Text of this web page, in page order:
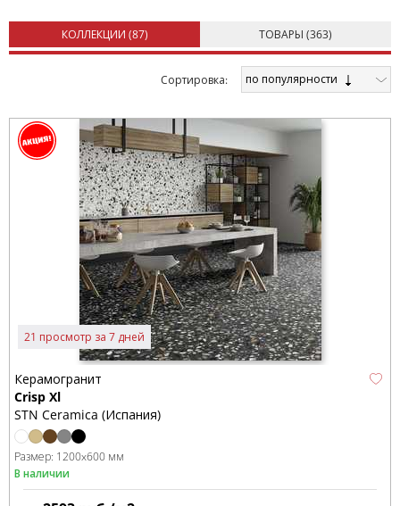
КОЛЛЕКЦИИ (87) ТОВАРЫ (363)
Cортировка: по популярности
21 просмотр за 7 дней
Керамогранит
Crisp Xl
STN Ceramica (Испания)
Размер: 1200x600 мм
В наличии